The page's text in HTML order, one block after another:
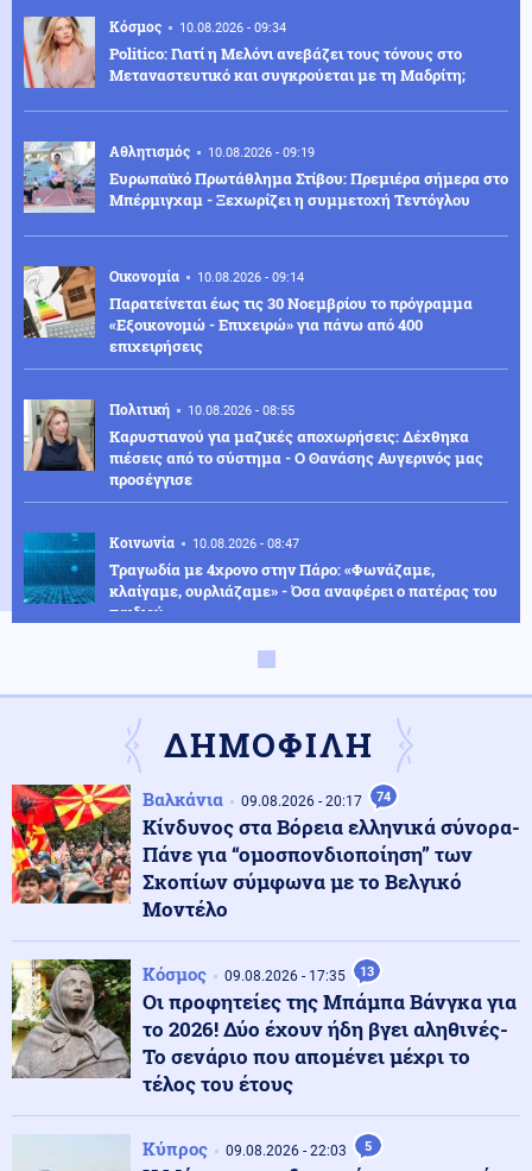
Κόσμος 10.08.2026 - 09:34
Politico: Γιατί η Μελόνι ανεβάζει τους τόνους στο
Μεταναστευτικό και συγκρούεται με τη Μαδρίτη;
Αθλητισμός 10.08.2026 - 09:19
Ευρωπαϊκό Πρωτάθλημα Στίβου: Πρεμιέρα σήμερα στο
Μπέρμιγχαμ - Ξεχωρίζει η συμμετοχή Τεντόγλου
Οικονομία 10.08.2026 - 09:14
Παρατείνεται έως τις 30 Νοεμβρίου το πρόγραμμα
«Εξοικονομώ - Επιχειρώ» για πάνω από 400
επιχειρήσεις
Πολιτική 10.08.2026 - 08:55
Καρυστιανού για μαζικές αποχωρήσεις: Δέχθηκα
πιέσεις από το σύστημα - Ο Θανάσης Αυγερινός μας
προσέγγισε
Κοινωνία 10.08.2026 - 08:47
Τραγωδία με 4χρονο στην Πάρο: «Φωνάζαμε,
κλαίγαμε, ουρλιάζαμε» - Όσα αναφέρει ο πατέρας του
παιδιού
Γερμανία: Νέο περιστατικό εντοπισμού drones πάνω
από στρατιωτική βάση προκαλεί ανησυχίες
Περιβάλλον 10.08.2026 - 08:36
Η Δυτική Ευρώπη έζησε το θερμότερο ξεκίνημα
καλοκαιριού όλων των εποχών
ευρώ - Ποιοι είναι οι δικαιούχοι
Κοινωνία 10.08.2026 - 08:27
Ανασφάλιστα οχήματα: Έρχεται ΑΙ για τους ελέγχους -
Εξονυχιστικός έλεγχος για τις ενστάσεις
ΔΗΜΟΦΙΛΗ
Βαλκάνια 09.08.2026 - 20:17 74
Κίνδυνος στα Βόρεια ελληνικά σύνορα-
Πάνε για “ομοσπονδιοποίηση” των
Σκοπίων σύμφωνα με το Βελγικό
Μοντέλο
Κόσμος 09.08.2026 - 17:35 13
Οι προφητείες της Μπάμπα Βάνγκα για
το 2026! Δύο έχουν ήδη βγει αληθινές-
Το σενάριο που απομένει μέχρι το
τέλος του έτους
Κύπρος 09.08.2026 - 22:03 5